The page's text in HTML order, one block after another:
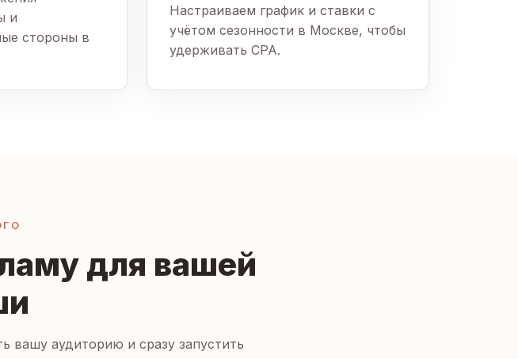
и
стороны в
Настраиваем график и ставки с
учётом сезонности в Москве, чтобы
удерживать CPA.
для вашей
вашу аудиторию и сразу запустить